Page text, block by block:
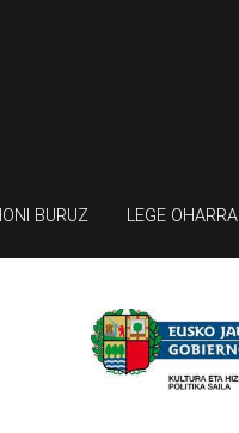
BURUZ LEGE OHARRA